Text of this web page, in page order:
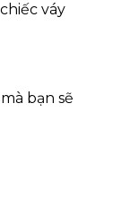
váy
bạn sẽ